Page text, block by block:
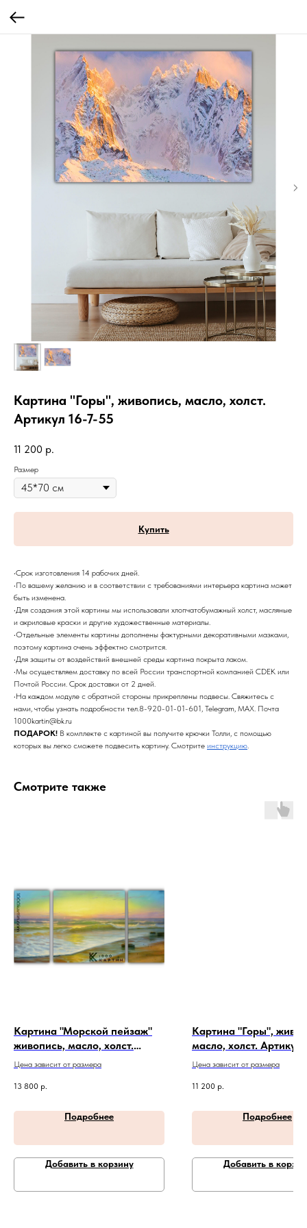
Картина "Горы", живопись, масло, холст.
Артикул 16-7-55
11 200 р.
Размер
Купить
•Срок изготовления 14 рабочих дней.
•По вашему желанию и в соответствии с требованиями интерьера картина может
быть изменена.
•Для создания этой картины мы использовали хлопчатобумажный холст, масляные
и акриловые краски и другие художественные материалы.
•Отдельные элементы картины дополнены фактурными декоративными мазками,
поэтому картина очень эффектно смотрится.
•Для защиты от воздействий внешней среды картина покрыта лаком.
•Мы осуществляем доставку по всей России транспортной компанией CDEK или
Почтой России. Срок доставки от 2 дней.
•На каждом модуле с обратной стороны прикреплены подвесы. Свяжитесь с
нами, чтобы узнать подробности тел.8-920-01-01-601, Telegram, MAX. Почта
1000kartin@bk.ru
ПОДАРОК! В комплекте с картиной вы получите крючки Толли, с помощью
которых вы легко сможете подвесить картину. Смотрите инструкцию.
Смотрите также
Картина "Морской пейзаж"
живопись, масло, холст.
Артикул 20-4-134
Цена зависит от размера
13 800 р.
Подробнее
Добавить в корзину
Картина "Горы",
масло, холст. Артикул
Цена зависит от размера
11 200 р.
Подробнее
Добавить в